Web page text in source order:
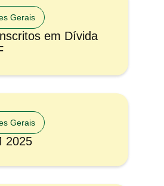
Gerais
em Dívida
Gerais
2025